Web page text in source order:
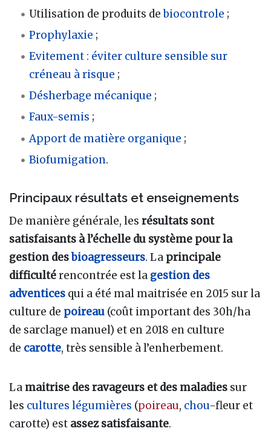
Utilisation de produits debiocontrole ;
Prophylaxie ;
Evitement : éviter culture sensible sur
créneau à risque ;
Désherbage mécanique ;
Faux-semis ;
Apport de matière organique ;
Biofumigation.
Principaux résultats et enseignements
De manière générale, les résultats sont
satisfaisants à l’échelle du système pour la
gestion desbioagresseurs. La principale
difficultérencontrée est la gestion des
adventices qui a été mal maitrisée en 2015 sur la
culture de poireau (coût important des 30h/ha
de sarclage manuel) et en 2018 en culture
de carotte, très sensible à l’enherbement.
La maitrise des ravageurs et des maladies sur
les cultures légumières (poireau, chou-fleur et
carotte) est assez satisfaisante.